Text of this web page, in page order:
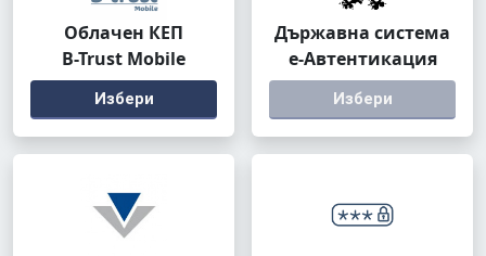
Облачен КЕП
B-Trust Mobile
Избери
Държавна система
е-Автентикация
Избери